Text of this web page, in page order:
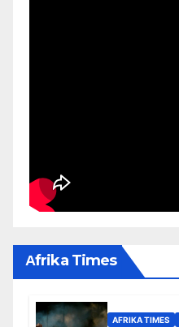
Αfrika Times
AFRIKA TIMES